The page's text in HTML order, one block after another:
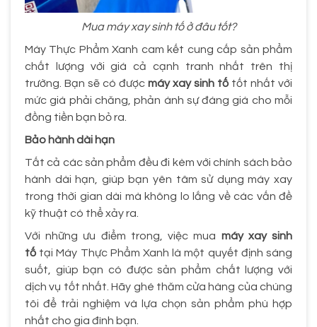
Mua máy xay sinh tố ở đâu tốt?
Máy Thực Phẩm Xanh cam kết cung cấp sản phẩm
chất lượng với giá cả cạnh tranh nhất trên thị
trường. Bạn sẽ có được máy xay sinh tố tốt nhất với
mức giá phải chăng, phản ánh sự đáng giá cho mỗi
đồng tiền bạn bỏ ra.
Bảo hành dài hạn
Tất cả các sản phẩm đều đi kèm với chính sách bảo
hành dài hạn, giúp bạn yên tâm sử dụng máy xay
trong thời gian dài mà không lo lắng về các vấn đề
kỹ thuật có thể xảy ra.
Với những ưu điểm trong, việc mua máy xay sinh
tố tại Máy Thực Phẩm Xanh là một quyết định sáng
suốt, giúp bạn có được sản phẩm chất lượng với
dịch vụ tốt nhất. Hãy ghé thăm cửa hàng của chúng
tôi để trải nghiệm và lựa chọn sản phẩm phù hợp
nhất cho gia đình bạn.